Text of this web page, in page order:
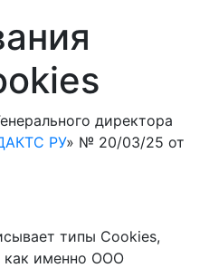
директора
РУ» № 20/03/25 от
типы Сookies,
как именно ООО